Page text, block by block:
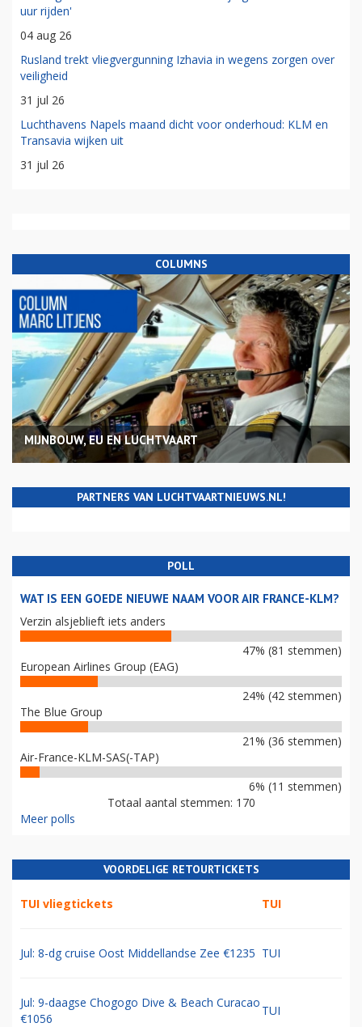
uur rijden'
04 aug 26
Rusland trekt vliegvergunning Izhavia in wegens zorgen over
veiligheid
31 jul 26
Luchthavens Napels maand dicht voor onderhoud: KLM en
Transavia wijken uit
31 jul 26
COLUMNS
MIJNBOUW, EU EN LUCHTVAART
PARTNERS VAN LUCHTVAARTNIEUWS.NL!
POLL
WAT IS EEN GOEDE NIEUWE NAAM VOOR AIR FRANCE-KLM?
Verzin alsjeblieft iets anders
47% (81 stemmen)
European Airlines Group (EAG)
24% (42 stemmen)
The Blue Group
21% (36 stemmen)
Air-France-KLM-SAS(-TAP)
6% (11 stemmen)
Totaal aantal stemmen: 170
Meer polls
VOORDELIGE RETOURTICKETS
TUI vliegtickets TUI
Jul: 8-dg cruise Oost Middellandse Zee €1235 TUI
Jul: 9-daagse Chogogo Dive & Beach Curacao
€1056
TUI